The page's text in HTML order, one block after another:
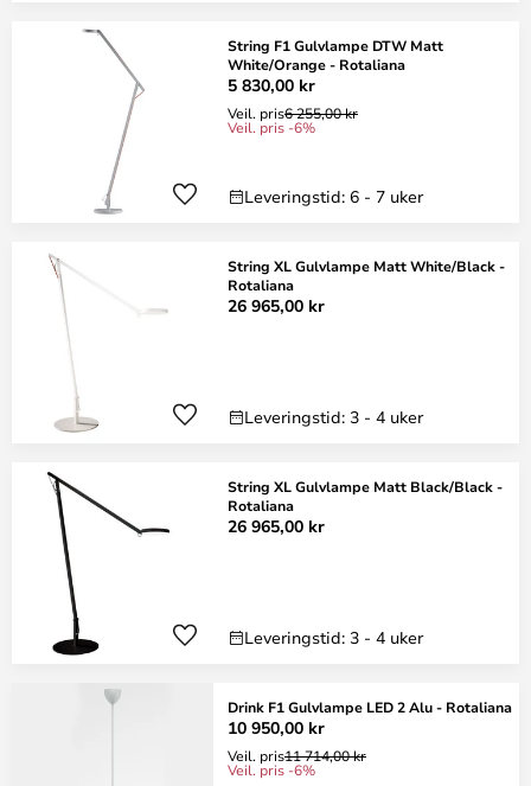
String F1 Gulvlampe DTW Matt
White/Orange - Rotaliana
5 830,00 kr
Veil. pris6 255,00 kr
Veil. pris -6%
Leveringstid: 6 - 7 uker
String XL Gulvlampe Matt White/Black -
Rotaliana
26 965,00 kr
Leveringstid: 3 - 4 uker
String XL Gulvlampe Matt Black/Black -
Rotaliana
26 965,00 kr
Leveringstid: 3 - 4 uker
Drink F1 Gulvlampe LED 2 Alu - Rotaliana
10 950,00 kr
Veil. pris11 714,00 kr
Veil. pris -6%